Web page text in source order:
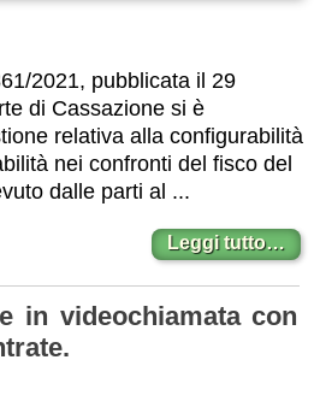
2021, pubblicata il 29
di Cassazione si è
relativa alla configurabilità
nei confronti del fisco del
dalle parti al ...
Leggi tutto…
in videochiamata con